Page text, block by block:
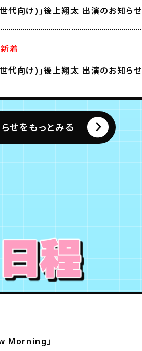
代向け)｣後上翔太 出演のお知らせ
新着
代向け)｣後上翔太 出演のお知らせ
せをもっとみる
程
Morning」